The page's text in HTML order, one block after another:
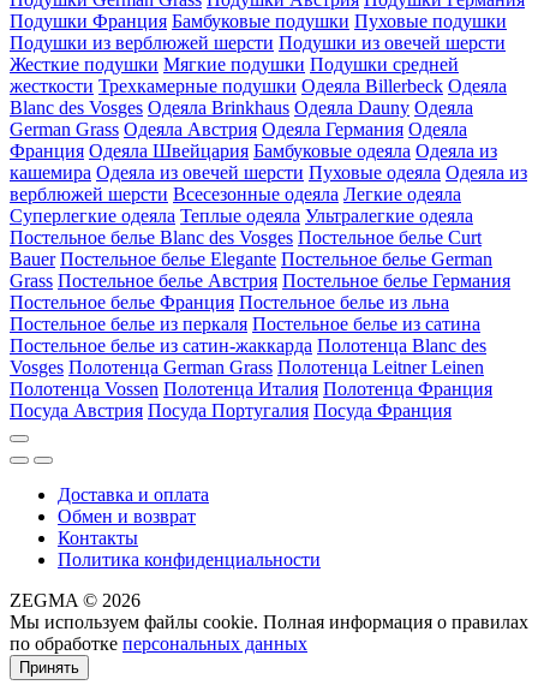
Подушки Франция Бамбуковые подушки Пуховые подушки
Подушки из верблюжей шерсти Подушки из овечей шерсти
Жесткие подушки Мягкие подушки Подушки средней
жесткости Трехкамерные подушки Одеяла Billerbeck Одеяла
Blanc des Vosges Одеяла Brinkhaus Одеяла Dauny Одеяла
German Grass Одеяла Австрия Одеяла Германия Одеяла
Франция Одеяла Швейцария Бамбуковые одеяла Одеяла из
кашемира Одеяла из овечей шерсти Пуховые одеяла Одеяла из
верблюжей шерсти Всесезонные одеяла Легкие одеяла
Суперлегкие одеяла Теплые одеяла Ультралегкие одеяла
Постельное белье Blanc des Vosges Постельное белье Curt
Bauer Постельное белье Elegante Постельное белье German
Grass Постельное белье Австрия Постельное белье Германия
Постельное белье Франция Постельное белье из льна
Постельное белье из перкаля Постельное белье из сатина
Постельное белье из сатин-жаккарда Полотенца Blanc des
Vosges Полотенца German Grass Полотенца Leitner Leinen
Полотенца Vossen Полотенца Италия Полотенца Франция
Посуда Австрия Посуда Португалия Посуда Франция
Доставка и оплата
Обмен и возврат
Контакты
Политика конфиденциальности
ZEGMA © 2026
Мы используем файлы cookie. Полная информация о правилах
по обработке персональных данных
Принять